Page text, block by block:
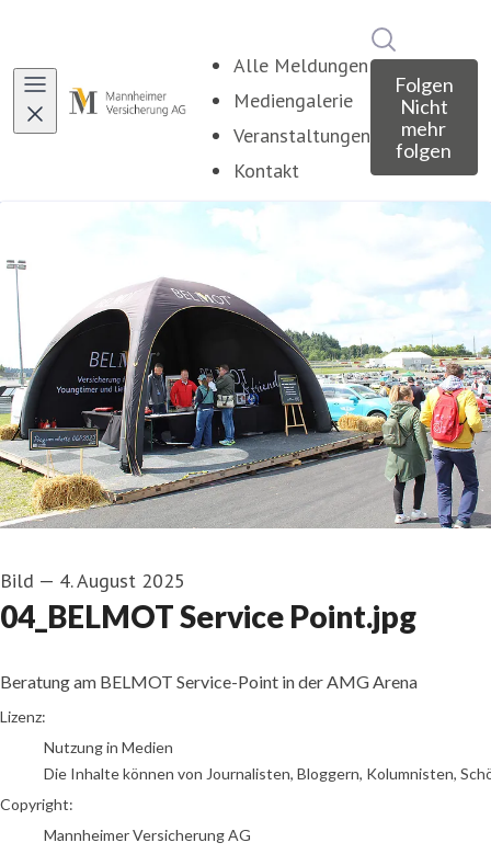
Alle Meldungen
Mediengalerie
Veranstaltungen
Kontakt
Folgen
Nicht
mehr
folgen
Bild — 4. August 2025
04_BELMOT Service Point.jpg
Beratung am BELMOT Service-Point in der AMG Arena
go to media item
Lizenz:
Nutzung in Medien
Die Inhalte können von Journalisten, Bloggern, Kolumnisten,
Copyright:
Mannheimer Versicherung AG